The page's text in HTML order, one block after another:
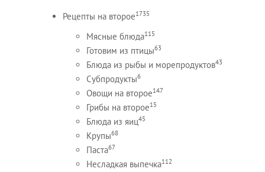
Рецепты на второе1735
Мясные блюда115
Готовим из птицы63
Блюда из рыбы и морепродуктов43
Субпродукты6
Овощи на второе147
Грибы на второе15
Блюда из яиц45
Крупы68
Паста67
Несладкая выпечка112